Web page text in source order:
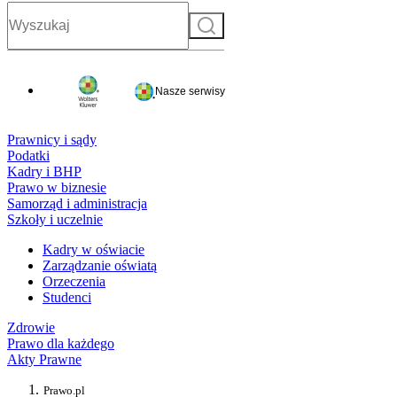
Szukaj
Nasze serwisy
Prawnicy i sądy
Podatki
Kadry i BHP
Prawo w biznesie
Samorząd i administracja
Szkoły i uczelnie
Kadry w oświacie
Zarządzanie oświatą
Orzeczenia
Studenci
Zdrowie
Prawo dla każdego
Akty Prawne
Prawo.pl